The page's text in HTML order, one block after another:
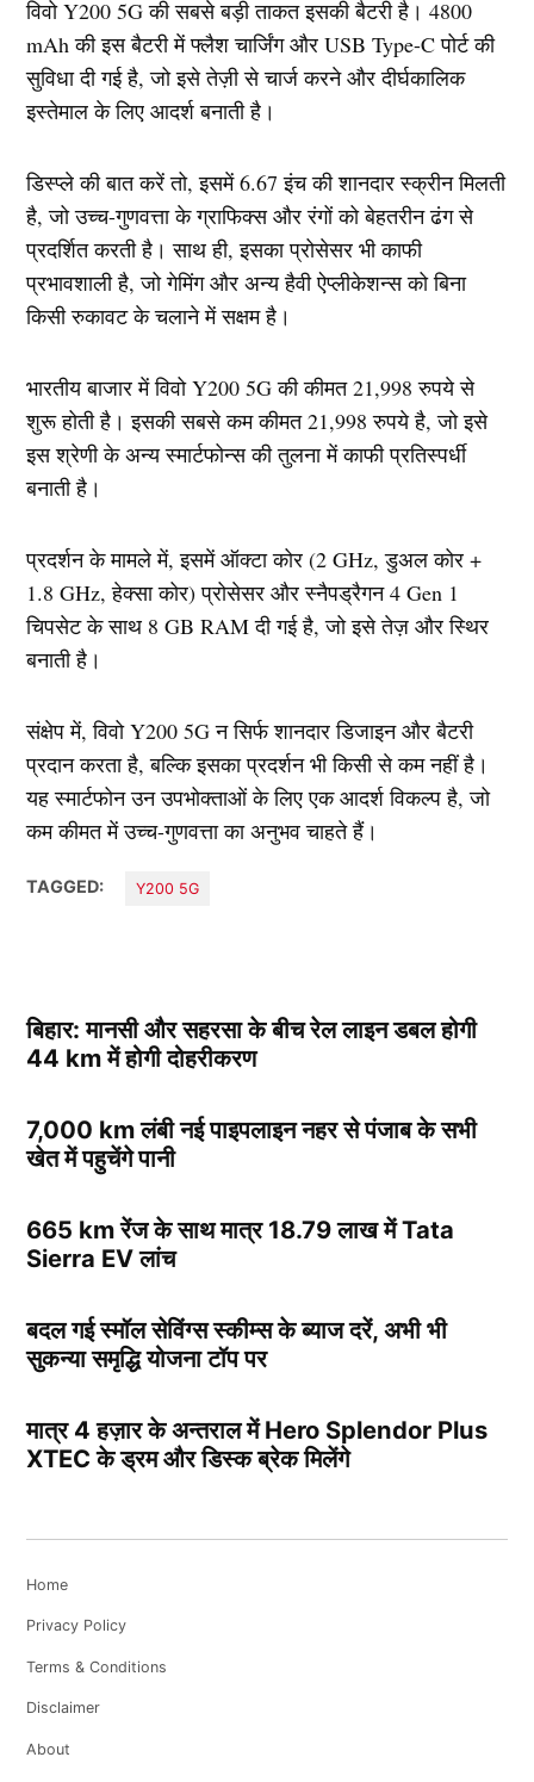
विवो Y200 5G की सबसे बड़ी ताकत इसकी बैटरी है। 4800
mAh की इस बैटरी में फ्लैश चार्जिंग और USB Type-C पोर्ट की
सुविधा दी गई है, जो इसे तेज़ी से चार्ज करने और दीर्घकालिक
इस्तेमाल के लिए आदर्श बनाती है।
डिस्प्ले की बात करें तो, इसमें 6.67 इंच की शानदार स्क्रीन मिलती
है, जो उच्च-गुणवत्ता के ग्राफिक्स और रंगों को बेहतरीन ढंग से
प्रदर्शित करती है। साथ ही, इसका प्रोसेसर भी काफी
प्रभावशाली है, जो गेमिंग और अन्य हैवी ऐप्लीकेशन्स को बिना
किसी रुकावट के चलाने में सक्षम है।
भारतीय बाजार में विवो Y200 5G की कीमत 21,998 रुपये से
शुरू होती है। इसकी सबसे कम कीमत 21,998 रुपये है, जो इसे
इस श्रेणी के अन्य स्मार्टफोन्स की तुलना में काफी प्रतिस्पर्धी
बनाती है।
प्रदर्शन के मामले में, इसमें ऑक्टा कोर (2 GHz, डुअल कोर +
1.8 GHz, हेक्सा कोर) प्रोसेसर और स्नैपड्रैगन 4 Gen 1
चिपसेट के साथ 8 GB RAM दी गई है, जो इसे तेज़ और स्थिर
बनाती है।
संक्षेप में, विवो Y200 5G न सिर्फ शानदार डिजाइन और बैटरी
प्रदान करता है, बल्कि इसका प्रदर्शन भी किसी से कम नहीं है।
यह स्मार्टफोन उन उपभोक्ताओं के लिए एक आदर्श विकल्प है, जो
कम कीमत में उच्च-गुणवत्ता का अनुभव चाहते हैं।
TAGGED: Y200 5G
बिहार: मानसी और सहरसा के बीच रेल लाइन डबल होगी
44 km में होगी दोहरीकरण
7,000 km लंबी नई पाइपलाइन नहर से पंजाब के सभी
खेत में पहुचेंगे पानी
665 km रेंज के साथ मात्र 18.79 लाख में Tata
Sierra EV लांच
बदल गई स्मॉल सेविंग्स स्कीम्स के ब्याज दरें, अभी भी
सुकन्या समृद्धि योजना टॉप पर
मात्र 4 हज़ार के अन्तराल में Hero Splendor Plus
XTEC के ड्रम और डिस्क ब्रेक मिलेंगे
Home
Privacy Policy
Terms & Conditions
Disclaimer
About